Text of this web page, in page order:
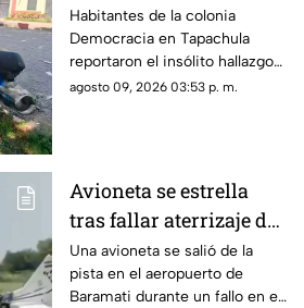
constrictor en
Tapachula, Chiapas
Habitantes de la colonia
Democracia en Tapachula
reportaron el insólito hallazgo
de una boa de gran tamaño en
agosto 09, 2026 03:53 p. m.
Avioneta se estrella
tras fallar aterrizaje de
emergencia en India
(VIDEOS)
Una avioneta se salió de la
pista en el aeropuerto de
Baramati durante un fallo en el